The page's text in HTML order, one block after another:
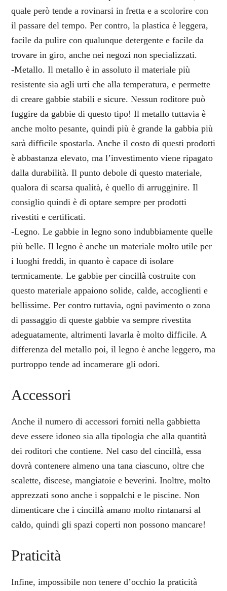
quale però tende a rovinarsi in fretta e a scolorire con
il passare del tempo. Per contro, la plastica è leggera,
facile da pulire con qualunque detergente e facile da
trovare in giro, anche nei negozi non specializzati.
-Metallo. Il metallo è in assoluto il materiale più
resistente sia agli urti che alla temperatura, e permette
di creare gabbie stabili e sicure. Nessun roditore può
fuggire da gabbie di questo tipo! Il metallo tuttavia è
anche molto pesante, quindi più è grande la gabbia più
sarà difficile spostarla. Anche il costo di questi prodotti
è abbastanza elevato, ma l’investimento viene ripagato
dalla durabilità. Il punto debole di questo materiale,
qualora di scarsa qualità, è quello di arrugginire. Il
consiglio quindi è di optare sempre per prodotti
rivestiti e certificati.
-Legno. Le gabbie in legno sono indubbiamente quelle
più belle. Il legno è anche un materiale molto utile per
i luoghi freddi, in quanto è capace di isolare
termicamente. Le gabbie per cincillà costruite con
questo materiale appaiono solide, calde, accoglienti e
bellissime. Per contro tuttavia, ogni pavimento o zona
di passaggio di queste gabbie va sempre rivestita
adeguatamente, altrimenti lavarla è molto difficile. A
differenza del metallo poi, il legno è anche leggero, ma
purtroppo tende ad incamerare gli odori.
Accessori
Anche il numero di accessori forniti nella gabbietta
deve essere idoneo sia alla tipologia che alla quantità
dei roditori che contiene. Nel caso del cincillà, essa
dovrà contenere almeno una tana ciascuno, oltre che
scalette, discese, mangiatoie e beverini. Inoltre, molto
apprezzati sono anche i soppalchi e le piscine. Non
dimenticare che i cincillà amano molto rintanarsi al
caldo, quindi gli spazi coperti non possono mancare!
Praticità
Infine, impossibile non tenere d’occhio la praticità